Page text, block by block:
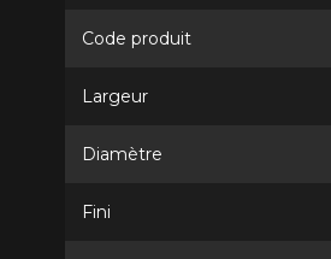
Code produit
Largeur
Diamètre
Fini